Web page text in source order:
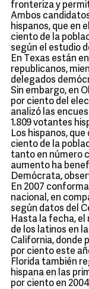
fronteriza y
Ambos
hispanos, que en
ciento de la
según el estudio
En Texas están
republicanos,
delegados
Sin embargo, en
por ciento del
analizó las
1.809 votantes
Los hispanos,
ciento de la
tanto en número
aumento ha
Demócrata,
En 2007
nacional, en
según datos del
Hasta la fecha,
de los latinos en
California, donde
por ciento este
Florida también
hispana en las
por ciento en